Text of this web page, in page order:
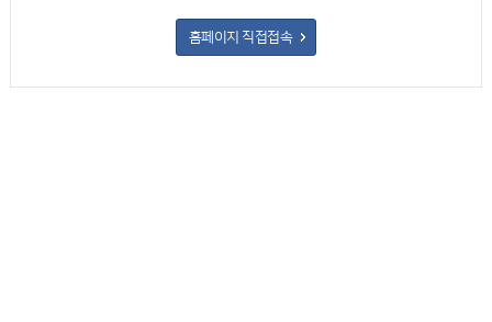
홈페이지 직접접속